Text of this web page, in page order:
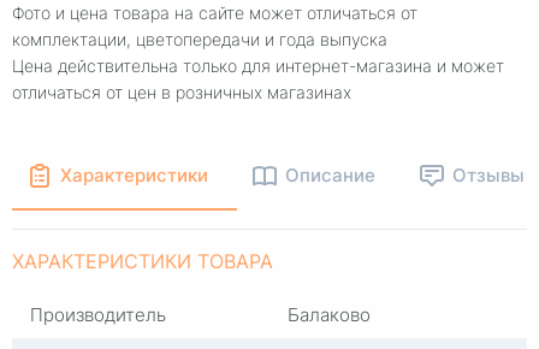
Фото и цена товара на сайте может отличаться от
комплектации, цветопередачи и года выпуска
Цена действительна только для интернет-магазина и может
отличаться от цен в розничных магазинах
Характеристики Описание Отзывы
ХАРАКТЕРИСТИКИ ТОВАРА
Производитель
Балаково